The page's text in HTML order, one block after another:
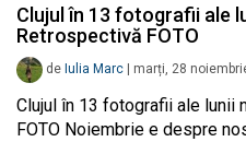
Clujul în 13 fotografii ale
Retrospectivă FOTO
de Iulia Marc marți, 28
Clujul în 13 fotografii ale lunii
FOTO Noiembrie e despre